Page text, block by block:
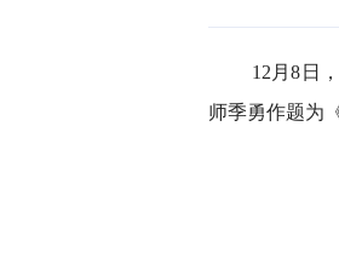
12月8日
师季勇作题为